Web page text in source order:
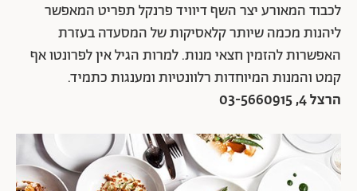
לכבוד המאורע יצר השף דיוויד פרנקל תפריט המאפשר
ליהנות מכמה שיותר קלאסיקות של המסעדה בעזרת
האפשרות להזמין חצאי מנות. למרות הגיל אין לפרונטו אף
קמט והמנות המיוחדות רלוונטיות ומענגות כתמיד.
הרצל 4, 03-5660915